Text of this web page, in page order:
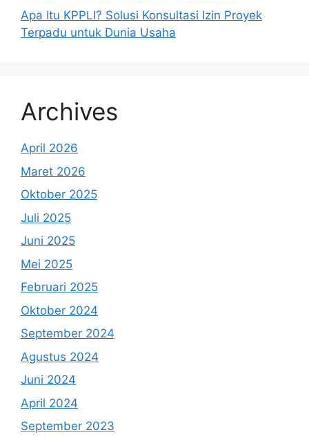
Apa Itu KPPLI? Solusi Konsultasi Izin Proyek
Terpadu untuk Dunia Usaha
Archives
April 2026
Maret 2026
Oktober 2025
Juli 2025
Juni 2025
Mei 2025
Februari 2025
Oktober 2024
September 2024
Agustus 2024
Juni 2024
April 2024
September 2023